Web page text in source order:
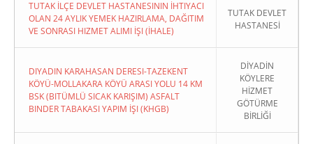
TUTAK İLÇE DEVLET HASTANESININ İHTIYACI
OLAN 24 AYLIK YEMEK HAZIRLAMA, DAĞITIM
VE SONRASI HIZMET ALIMI İŞI (İHALE)
TUTAK DEVLET
HASTANESİ
DIYADIN KARAHASAN DERESI-TAZEKENT
KÖYÜ-MOLLAKARA KÖYÜ ARASI YOLU 14 KM
BSK (BITÜMLÜ SICAK KARIŞIM) ASFALT
BINDER TABAKASI YAPIM İŞI (KHGB)
DİYADİN
KÖYLERE
HİZMET
GÖTÜRME
BİRLİĞİ